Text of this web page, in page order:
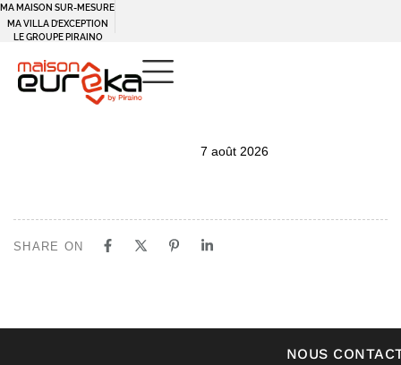
MA MAISON SUR-MESURE
MA VILLA D’EXCEPTION
LE GROUPE PIRAINO
7 août 2026
SHARE ON
NOUS